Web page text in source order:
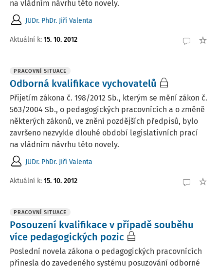
na vládním návrhu této novely.
JUDr. PhDr. Jiří Valenta
Aktuální k: 15. 10. 2012
PRACOVNÍ SITUACE
Odborná kvalifikace vychovatelů
Přijetím zákona č. 198/2012 Sb., kterým se mění zákon č.
563/2004 Sb., o pedagogických pracovnících a o změně
některých zákonů, ve znění pozdějších předpisů, bylo
završeno nezvykle dlouhé období legislativních prací
na vládním návrhu této novely.
JUDr. PhDr. Jiří Valenta
Aktuální k: 15. 10. 2012
PRACOVNÍ SITUACE
Posouzení kvalifikace v případě souběhu
více pedagogických pozic
Poslední novela zákona o pedagogických pracovnících
přinesla do zavedeného systému posuzování odborné